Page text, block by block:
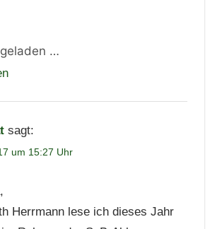
…
sagt:
um 15:27 Uhr
Herrmann lese ich dieses Jahr